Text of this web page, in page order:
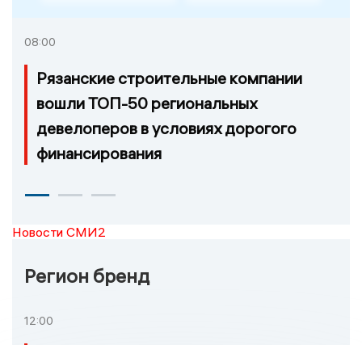
08:00
Рязанские строительные компании
вошли ТОП-50 региональных
девелоперов в условиях дорогого
финансирования
Новости СМИ2
Регион бренд
12:00